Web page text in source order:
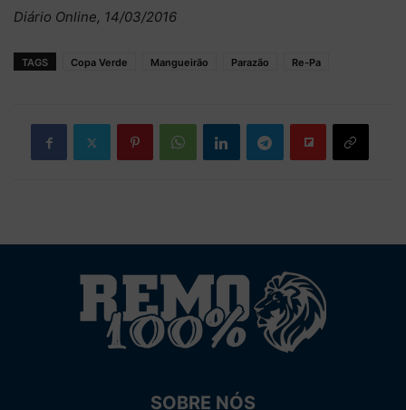
Diário Online, 14/03/2016
TAGS Copa Verde Mangueirão Parazão Re-Pa
SOBRE NÓS